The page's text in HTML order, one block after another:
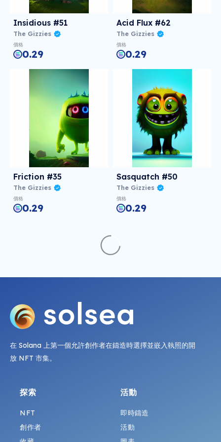
Insidious #51
The Gizzies
價格
0.29
Acid Flux #62
The Gizzies
價格
0.29
Friction #35
The Gizzies
價格
0.29
Sasquatch #50
The Gizzies
價格
0.29
在 Solana 上第一個允許創作者在鑄造時選擇並嵌入執照的開
放 NFT 市集。
探索
NFT
創作者
活動
即時鑄造
活動